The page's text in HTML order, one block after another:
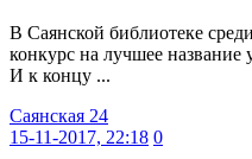
В Саянской библиотеке
конкурс на лучшее название
И к концу ...
Саянская 24
15-11-2017, 22:18 0